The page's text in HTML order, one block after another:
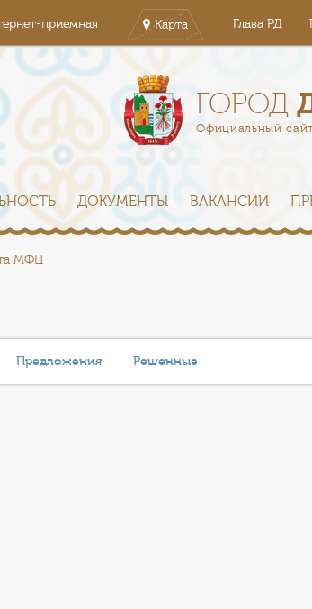
приемная Карта Глава РД
ГОРОД
Официальный
ДОКУМЕНТЫ ВАКАНСИИ
МФЦ
Предложения Решенные